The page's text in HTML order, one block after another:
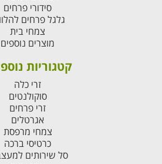
סידורי פרחים
גלגל פרחים
צמחי בית
מוצרים נוספים
קטגוריות
זרי כלה
סוקולנטים
זרי פרחים
אגרטלים
צמחי מרפסת
כרטיסי ברכה
סל שירותים